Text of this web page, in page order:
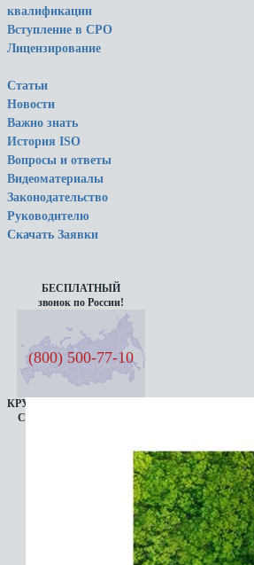
квалификации
Вступление в СРО
Лицензирование
Статьи
Новости
Важно знать
История ISO
Вопросы и ответы
Видеоматериалы
Законодательство
Руководителю
Скачать Заявки
БЕСПЛАТНЫЙ
звонок по России!
(800) 500-77-10
КРУГЛОСУТОЧНАЯ ЛИНИЯ
СЕМЬ ДНЕЙ В НЕДЕЛЮ